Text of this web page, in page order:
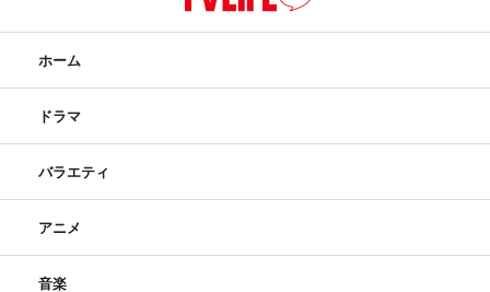
ホーム
ドラマ
バラエティ
アニメ
音楽